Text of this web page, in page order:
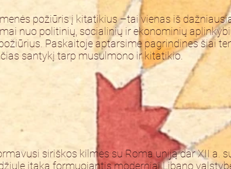
požiūris į kitatikius –tai vienas iš
nuo politinių, socialinių ir ekonominių
Paskaitoje aptarsime pagrindines šiai
santykį tarp musulmono ir kitatikio.
siriškos kilmės su Roma uniją dar XII a.
įtaką formuojantis moderniai Libano